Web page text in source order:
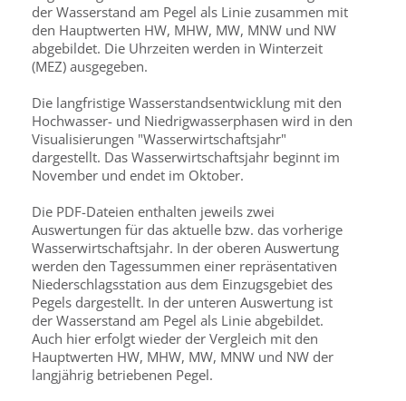
der Wasserstand am Pegel als Linie zusammen mit
den Hauptwerten HW, MHW, MW, MNW und NW
abgebildet. Die Uhrzeiten werden in Winterzeit
(MEZ) ausgegeben.
Die langfristige Wasserstandsentwicklung mit den
Hochwasser- und Niedrigwasserphasen wird in den
Visualisierungen "Wasserwirtschaftsjahr"
dargestellt. Das Wasserwirtschaftsjahr beginnt im
November und endet im Oktober.
Die PDF-Dateien enthalten jeweils zwei
Auswertungen für das aktuelle bzw. das vorherige
Wasserwirtschaftsjahr. In der oberen Auswertung
werden den Tagessummen einer repräsentativen
Niederschlagsstation aus dem Einzugsgebiet des
Pegels dargestellt. In der unteren Auswertung ist
der Wasserstand am Pegel als Linie abgebildet.
Auch hier erfolgt wieder der Vergleich mit den
Hauptwerten HW, MHW, MW, MNW und NW der
langjährig betriebenen Pegel.